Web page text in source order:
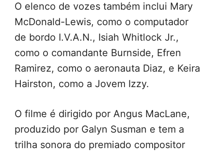
O elenco de vozes também inclui Mary
McDonald-Lewis, como o computador
de bordo I.V.A.N., Isiah Whitlock Jr.,
como o comandante Burnside, Efren
Ramirez, como o aeronauta Diaz, e Keira
Hairston, como a Jovem Izzy.
O filme é dirigido por Angus MacLane,
produzido por Galyn Susman e tem a
trilha sonora do premiado compositor